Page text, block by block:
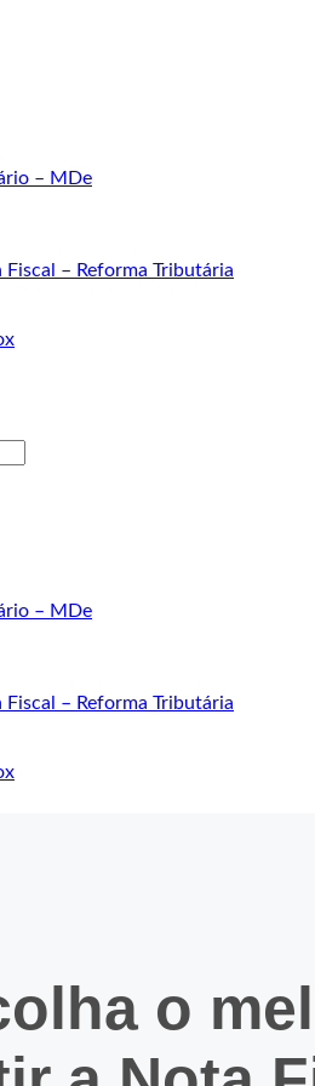
– MDe
– Reforma Tributária
– MDe
– Reforma Tributária
o